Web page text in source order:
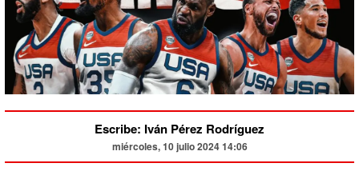
Escribe: Iván Pérez Rodríguez
miércoles, 10 julio 2024 14:06